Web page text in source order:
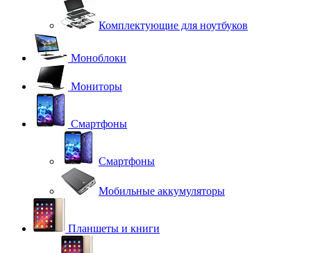
Комплектующие для ноутбуков
Моноблоки
Мониторы
Смартфоны
Смартфоны
Мобильные аккумуляторы
Планшеты и книги